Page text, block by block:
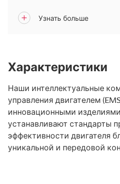
топливо в двигателе.
Характеристики
Наши интеллектуальные
управления двигателем
инновационными
устанавливают стандарты
эффективности двигателя
уникальной и передовой